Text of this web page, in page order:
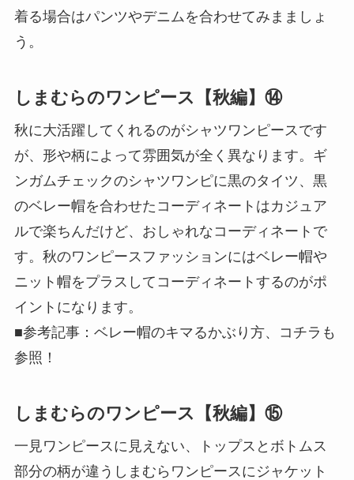
着る場合はパンツやデニムを合わせてみまましょ
う。
しまむらのワンピース【秋編】⑭
秋に大活躍してくれるのがシャツワンピースです
が、形や柄によって雰囲気が全く異なります。ギ
ンガムチェックのシャツワンピに黒のタイツ、黒
のベレー帽を合わせたコーディネートはカジュア
ルで楽ちんだけど、おしゃれなコーディネートで
す。秋のワンピースファッションにはベレー帽や
ニット帽をプラスしてコーディネートするのがポ
イントになります。
■参考記事：ベレー帽のキマるかぶり方、コチラも
参照！
しまむらのワンピース【秋編】⑮
一見ワンピースに見えない、トップスとボトムス
部分の柄が違うしまむらワンピースにジャケット